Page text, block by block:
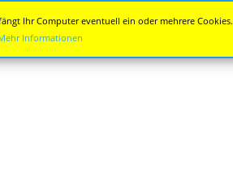
Ihr Computer eventuell ein oder mehrere Cookies.
Informationen